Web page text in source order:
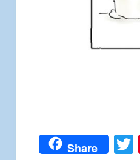
Share